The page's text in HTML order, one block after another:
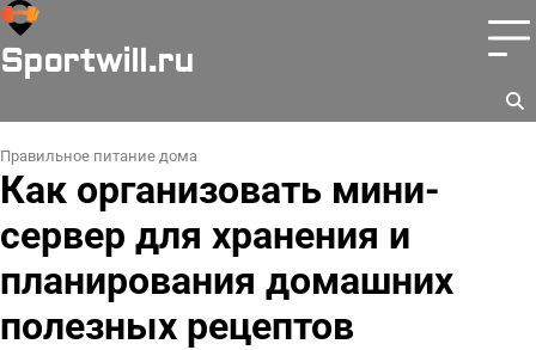
Перейти
содержимому
Sportwill.ru
Правильное питание дома
Как организовать мини-
сервер для хранения и
планирования домашних
полезных рецептов